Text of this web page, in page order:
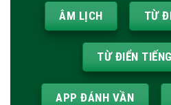
ÂM LỊCH TỪ
TỪ ĐIỂN
APP ĐÁNH VẦN